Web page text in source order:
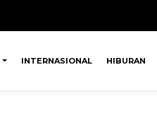
INTERNASIONAL HIBURAN